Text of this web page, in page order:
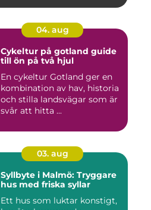
04. aug
Cykeltur på gotland guide
till ön på två hjul
En cykeltur Gotland ger en
kombination av hav, historia
och stilla landsvägar som är
svår att hitta ...
03. aug
Syllbyte i Malmö: Tryggare
hus med friska syllar
Ett hus som luktar konstigt,